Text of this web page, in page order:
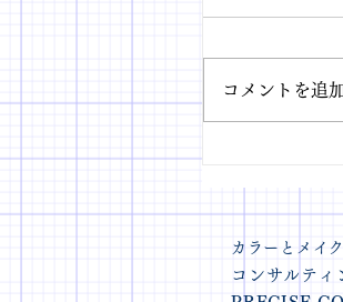
講いたしま
コメントを追
カラーとメイ
コンサルティ